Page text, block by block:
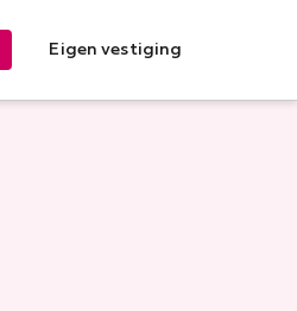
Eigen vestiging